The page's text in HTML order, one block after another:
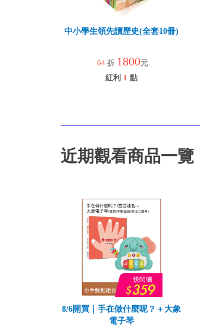
中小學生領先讀歷史(全套10冊)
64 折 1800元
紅利 1 點
近期觀看商品一覽
8/6開買｜手在做什麼呢？＋大象
電子琴